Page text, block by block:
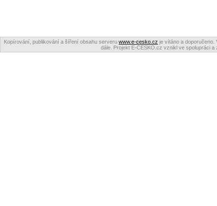
Kopírování, publikování a šíření obsahu serveru www.e-cesko.cz je vítáno a doporučeno.
dále. Projekt E-ČESKO.cz vznikl ve spolupráci